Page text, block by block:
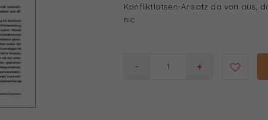
Konfliktlotsen-Ansatz da von aus,
nic
- +